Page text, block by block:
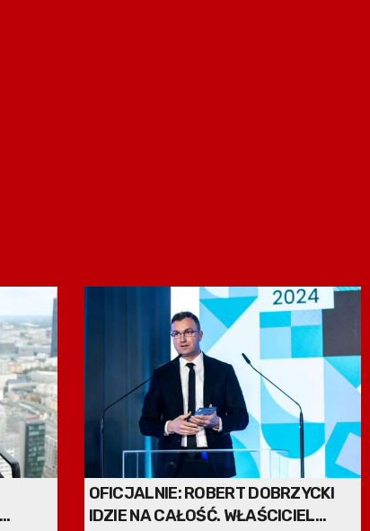
OFICJALNIE: ROBERT DOBRZYCKI
IDZIE NA CAŁOŚĆ. WŁAŚCICIEL